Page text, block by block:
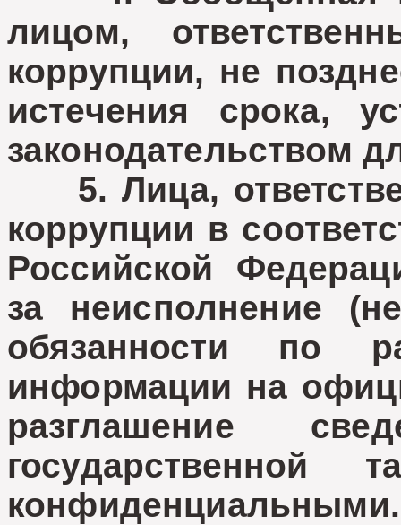
лицом,
коррупции, не
истечения срока,
законодательством
5. Лица,
коррупции в
Российской
за неисполнение
обязанности по
информации на
разглашение
государственной
конфиденциальными.